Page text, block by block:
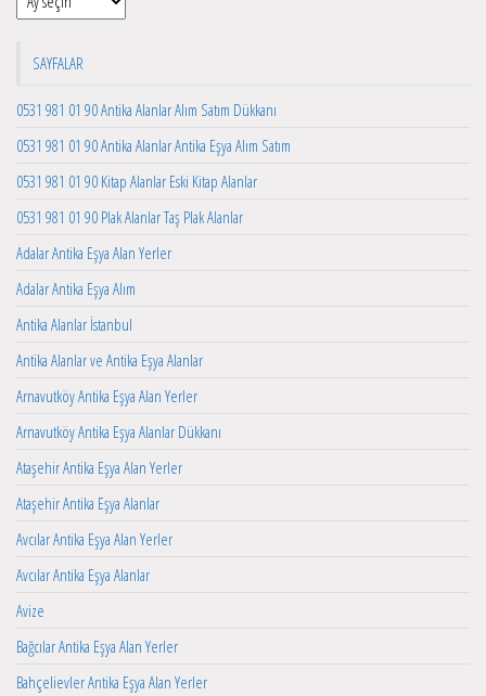
SAYFALAR
0531 981 01 90 Antika Alanlar Alım Satım Dükkanı
0531 981 01 90 Antika Alanlar Antika Eşya Alım Satım
0531 981 01 90 Kitap Alanlar Eski Kitap Alanlar
0531 981 01 90 Plak Alanlar Taş Plak Alanlar
Adalar Antika Eşya Alan Yerler
Adalar Antika Eşya Alım
Antika Alanlar İstanbul
Antika Alanlar ve Antika Eşya Alanlar
Arnavutköy Antika Eşya Alan Yerler
Arnavutköy Antika Eşya Alanlar Dükkanı
Ataşehir Antika Eşya Alan Yerler
Ataşehir Antika Eşya Alanlar
Avcılar Antika Eşya Alan Yerler
Avcılar Antika Eşya Alanlar
Avize
Bağcılar Antika Eşya Alan Yerler
Bahçelievler Antika Eşya Alan Yerler